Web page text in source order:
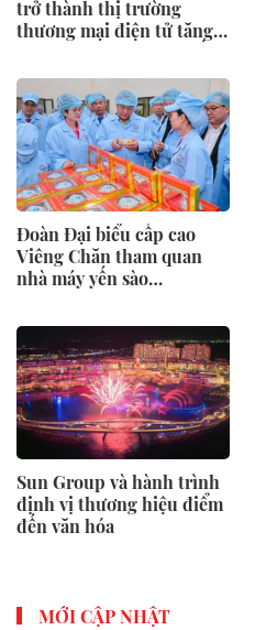
trở thành thị trường
thương mại điện tử tăng
giới
Đoàn Đại biểu cấp cao
Viêng Chăn tham quan
nhà máy yến sào
Sun Group và hành trình
định vị thương hiệu điểm
đến văn hóa
MỚI CẬP NHẬT